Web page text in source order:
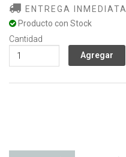
ENTREGA INMEDIATA
Producto con Stock
Cantidad